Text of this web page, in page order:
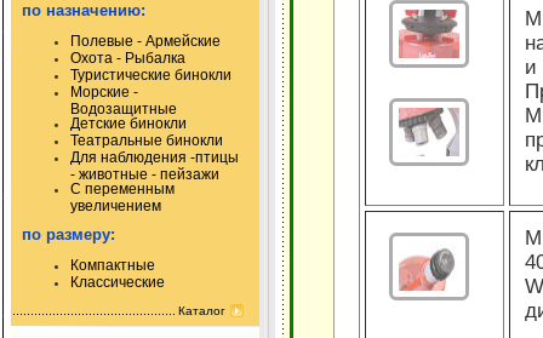
по назначению:
Полевые - Армейские
Охота - Рыбалка
Туристические бинокли
Морские -
Водозащитные
Детские бинокли
Театральные бинокли
Для наблюдения -птицы
- животные - пейзажи
С переменным
увеличением
по размеру:
Компактные
Классические
Каталог
и